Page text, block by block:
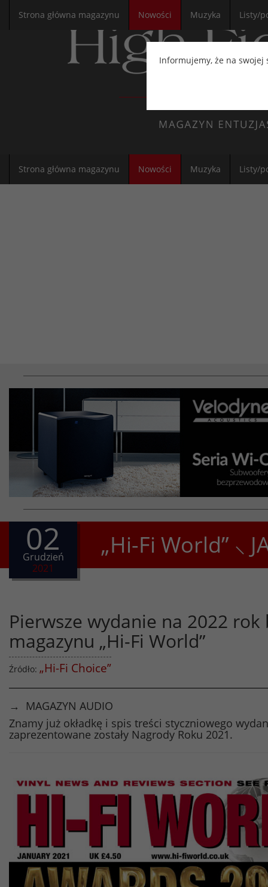
Informujemy, że na swojej
Strona główna magazynu Nowości Muzyka Listy/
02
Grudzień
2021
„Hi-Fi World” ⸜
Pierwsze wydanie na 2022
magazynu „Hi-Fi World”
Źródło: „Hi-Fi Choice”
→ MAGAZYN AUDIO
Znamy już okładkę i spis treści styczniowego
zaprezentowane zostały Nagrody Roku 2021.
Strona główna magazynu Nowości Muzyka Listy/